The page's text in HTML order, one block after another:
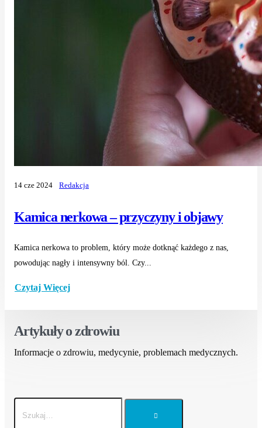
Kamica nerkowa – przyczyny i objawy
14 cze 2024 Redakcja
Kamica nerkowa to problem, który może dotknąć każdego z nas,
powodując nagły i intensywny ból. Czy...
Czytaj Więcej
Artykuły o zdrowiu
Informacje o zdrowiu, medycynie, problemach medycznych.